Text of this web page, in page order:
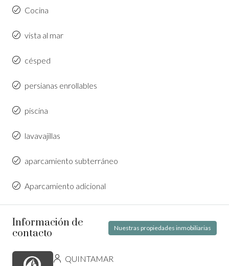
Cocina
vista al mar
césped
persianas enrollables
piscina
lavavajillas
aparcamiento subterráneo
Aparcamiento adicional
Información de
contacto
Nuestras propiedades inmobiliarias
QUINTAMAR